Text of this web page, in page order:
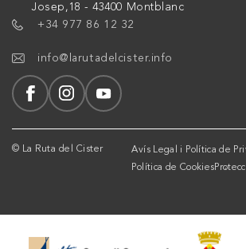
Josep,18 - 43400 Montblanc
+34 977 86 12 32
info@larutadelcister.info
© La Ruta del Cister
Avís Legal i Política de
Política de Cookies